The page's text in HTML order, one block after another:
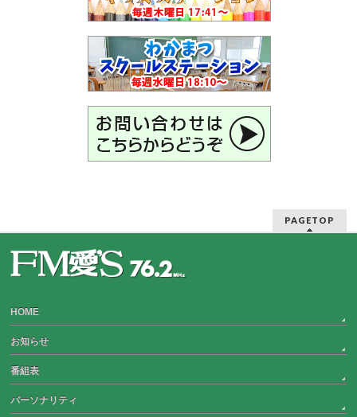
PAGETOP
HOME
お知らせ
番組表
パーソナリティ